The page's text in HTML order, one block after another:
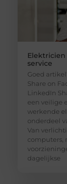
service
Goed
Share on
LinkedIn
een veilige
werkende
onderdeel
Van
computers,
dagelijkse